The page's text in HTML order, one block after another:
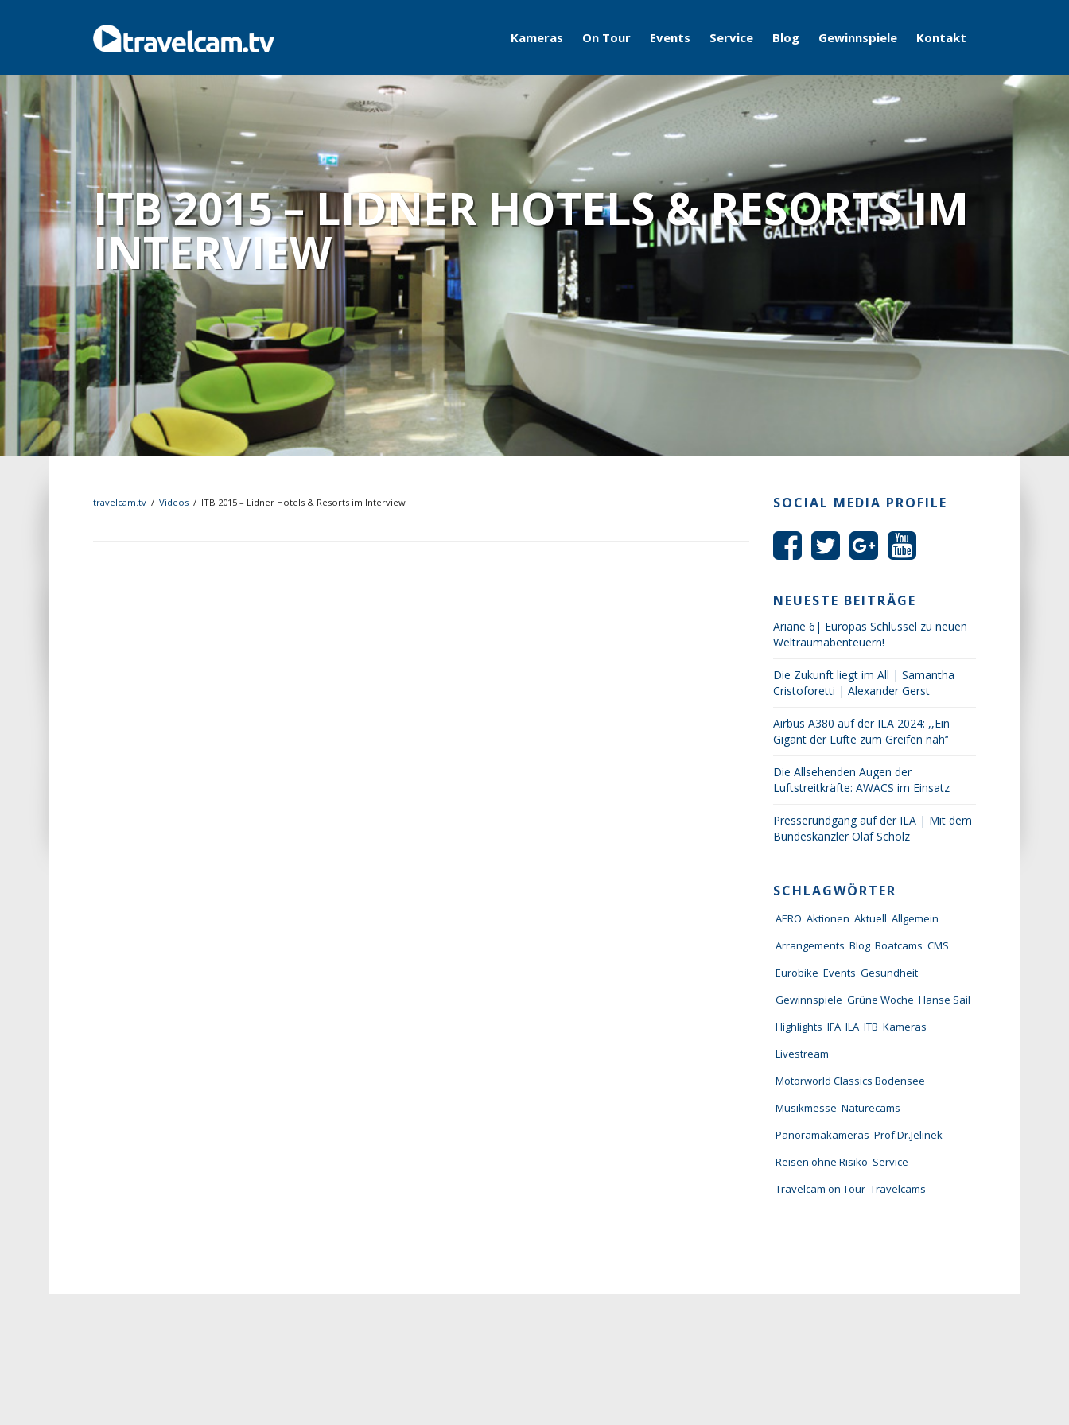
Kameras
Travelcams
Boatcams
Naturecams
On Tour
AERO
ITB
ILA
IFA
Grüne Woche
Motorworld Classics
Bodensee
Events Service Blog Gewinnspiele Kontakt
ITB 2015 – LIDNER HOTELS & RESORTS IM
INTERVIEW
travelcam.tv / Videos / ITB 2015 – Lidner Hotels & Resorts im Interview SOCIAL MEDIA PROFILE
NEUESTE BEITRÄGE
Ariane 6| Europas Schlüssel zu neuen
Weltraumabenteuern!
Die Zukunft liegt im All | Samantha
Cristoforetti | Alexander Gerst
Airbus A380 auf der ILA 2024: ,,Ein
Gigant der Lüfte zum Greifen nah‘‘
Die Allsehenden Augen der
Luftstreitkräfte: AWACS im Einsatz
Presserundgang auf der ILA | Mit dem
Bundeskanzler Olaf Scholz
SCHLAGWÖRTER
AERO Aktionen Aktuell Allgemein
Arrangements Blog Boatcams CMS
Eurobike Events Gesundheit
Gewinnspiele Grüne Woche Hanse Sail
Highlights IFA ILA ITB Kameras
Livestream
Motorworld Classics Bodensee
Musikmesse Naturecams
Panoramakameras Prof.Dr.Jelinek
Reisen ohne Risiko Service
Travelcam on Tour Travelcams